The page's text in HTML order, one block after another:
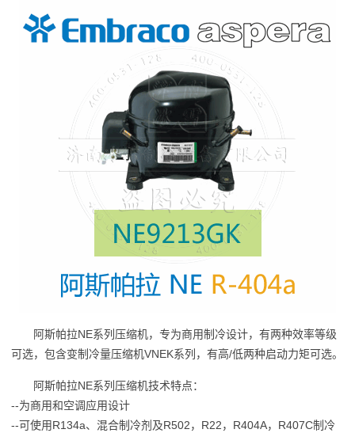
阿斯帕拉NE系列压缩机，专为商用制冷设计，有两种效率等级
可选，包含变制冷量压缩机VNEK系列，有高/低两种启动力矩可选。
阿斯帕拉NE系列压缩机技术特点：
--为商用和空调应用设计
--可使用R134a、混合制冷剂及R502，R22，R404A，R407C制冷